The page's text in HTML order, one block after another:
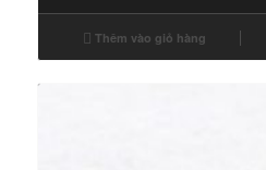
Thêm vào giỏ hàng